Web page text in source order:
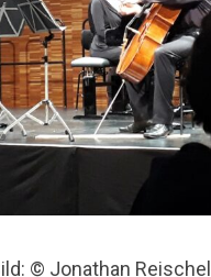
© Jonathan Reischel